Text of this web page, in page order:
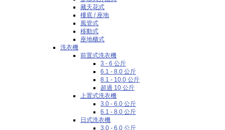
藏天花式
樓底 / 座地
風管式
移動式
座地櫃式
洗衣機
前置式洗衣機
3 - 6 公斤
6.1 - 8.0 公斤
8.1 - 10.0 公斤
超過 10 公斤
上置式洗衣機
3.0 - 6.0 公斤
6.1 - 8.0 公斤
日式洗衣機
3.0 - 6.0 公斤